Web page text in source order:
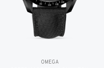
OMEGA